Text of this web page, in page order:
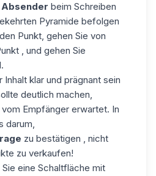
beim Schreiben
Pyramide befolgen
Punkt, gehen Sie von
, und gehen Sie
klar und prägnant sein
deutlich machen,
Empfänger erwartet. In
darum,
zu bestätigen , nicht
zu verkaufen!
eine Schaltfläche mit